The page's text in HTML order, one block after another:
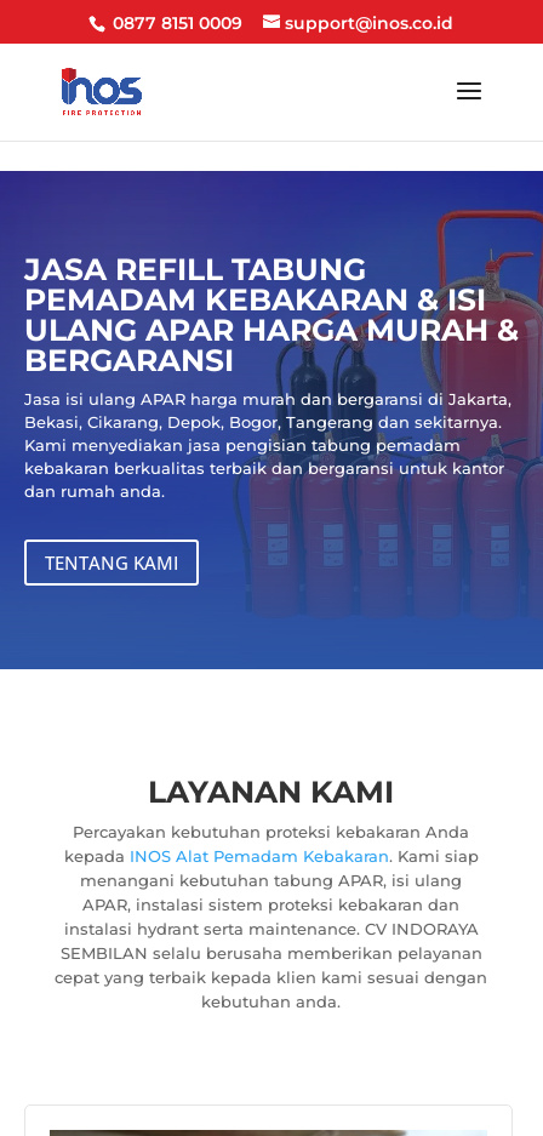
`` `` `` `` `````` ```` ````
0877 8151 0009 support@inos.co.id
JASA REFILL TABUNG
PEMADAM KEBAKARAN & ISI
ULANG APAR HARGA MURAH &
BERGARANSI
Jasa isi ulang APAR harga murah dan bergaransi di Jakarta,
Bekasi, Cikarang, Depok, Bogor, Tangerang dan sekitarnya.
Kami menyediakan jasa pengisian tabung pemadam
kebakaran berkualitas terbaik dan bergaransi untuk kantor
dan rumah anda.
TENTANG KAMI
LAYANAN KAMI
Percayakan kebutuhan proteksi kebakaran Anda
kepada INOS Alat Pemadam Kebakaran. Kami siap
menangani kebutuhan tabung APAR, isi ulang
APAR, instalasi sistem proteksi kebakaran dan
instalasi hydrant serta maintenance. CV INDORAYA
SEMBILAN selalu berusaha memberikan pelayanan
cepat yang terbaik kepada klien kami sesuai dengan
kebutuhan anda.